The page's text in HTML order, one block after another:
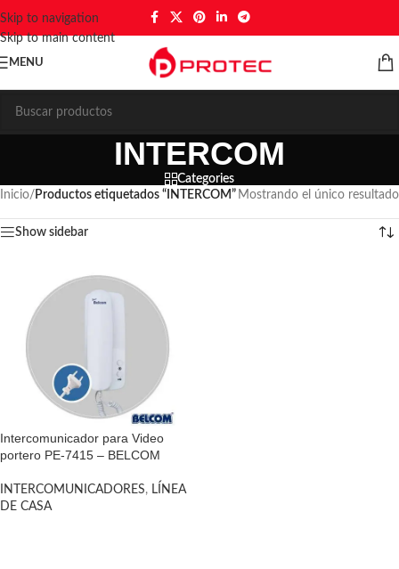
Skip to navigation
Skip to main content
MENU
INTERCOM
Categories
Inicio/ Productos etiquetados “INTERCOM” Mostrando el único resultado
Show sidebar
Intercomunicador para Video
portero PE-7415 – BELCOM
INTERCOMUNICADORES, LÍNEA
DE CASA